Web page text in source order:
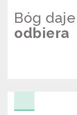
Bóg
odbiera